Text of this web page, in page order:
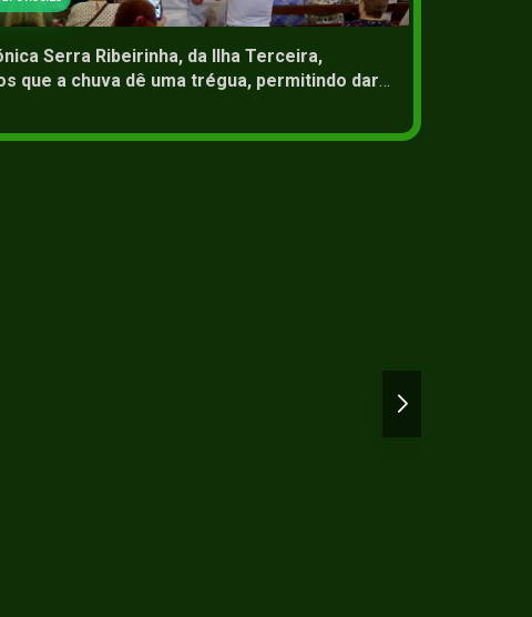
Serra Ribeirinha, da Ilha Terceira,
que a chuva dê uma trégua, permitindo dar